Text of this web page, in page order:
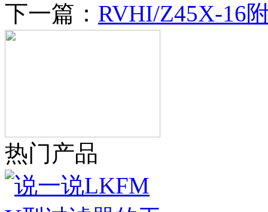
下一篇： RVHI/Z45X-16
热门产品